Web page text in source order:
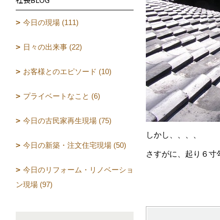
しかし、、、、
さすがに、起り６寸
今日の現場 (111)
日々の出来事 (22)
お客様とのエピソード (10)
プライベートなこと (6)
今日の古民家再生現場 (75)
今日の新築・注文住宅現場 (50)
今日のリフォーム・リノベーショ
ン現場 (97)